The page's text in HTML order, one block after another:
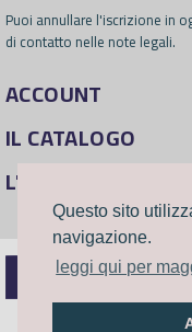
Questo sito
navigazione.
leggi qui per
Puoi annullare l'iscrizione in
di contatto nelle note legali.
ACCOUNT
IL CATALOGO
L'AZIENDA
©2023